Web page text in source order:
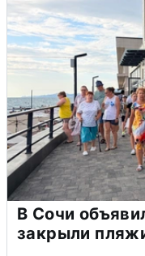
В Сочи
закрыли